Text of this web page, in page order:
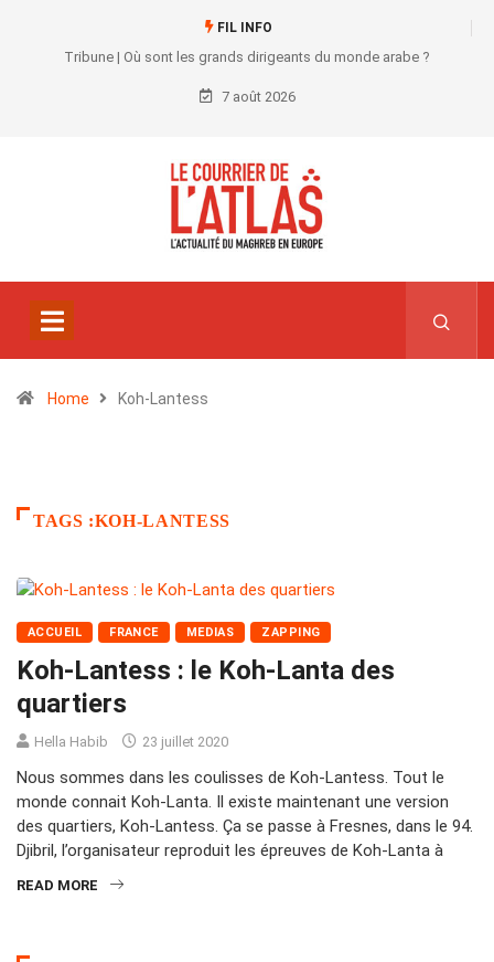
FIL INFO
Tribune | Où sont les grands dirigeants du monde arabe ?
7 août 2026
Home Koh-Lantess
TAGS :KOH-LANTESS
ACCUEIL FRANCE MEDIAS ZAPPING
Koh-Lantess : le Koh-Lanta des
quartiers
Hella Habib 23 juillet 2020
Nous sommes dans les coulisses de Koh-Lantess. Tout le
monde connait Koh-Lanta. Il existe maintenant une version
des quartiers, Koh-Lantess. Ça se passe à Fresnes, dans le 94.
Djibril, l’organisateur reproduit les épreuves de Koh-Lanta à
READ MORE